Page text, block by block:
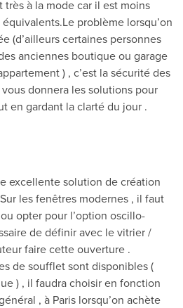
très à la mode car il est moins
problème lorsqu’on
(d’ailleurs certaines personnes
anciennes boutique ou garage
) , c’est la sécurité des
vous donnera les solutions pour
en gardant la clarté du jour .
excellente solution de création
les fenêtres modernes , il faut
opter pour l’option oscillo-
de définir avec le vitrier /
faire cette ouverture .
de soufflet sont disponibles (
) , il faudra choisir en fonction
, à Paris lorsqu’on achète